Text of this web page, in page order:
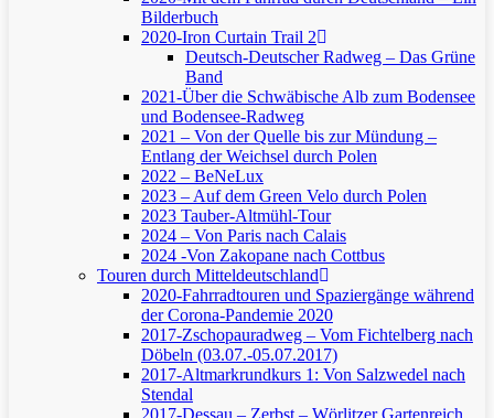
Bilderbuch
2020-Iron Curtain Trail 2
Deutsch-Deutscher Radweg – Das Grüne
Band
2021-Über die Schwäbische Alb zum Bodensee
und Bodensee-Radweg
2021 – Von der Quelle bis zur Mündung –
Entlang der Weichsel durch Polen
2022 – BeNeLux
2023 – Auf dem Green Velo durch Polen
2023 Tauber-Altmühl-Tour
2024 – Von Paris nach Calais
2024 -Von Zakopane nach Cottbus
Touren durch Mitteldeutschland
2020-Fahrradtouren und Spaziergänge während
der Corona-Pandemie 2020
2017-Zschopauradweg – Vom Fichtelberg nach
Döbeln (03.07.-05.07.2017)
2017-Altmarkrundkurs 1: Von Salzwedel nach
Stendal
2017-Dessau – Zerbst – Wörlitzer Gartenreich